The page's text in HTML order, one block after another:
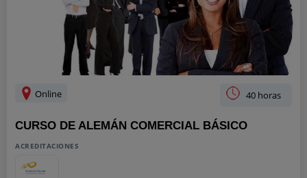
Online 40 horas
CURSO DE ALEMÁN COMERCIAL BÁSICO
ACREDITACIONES